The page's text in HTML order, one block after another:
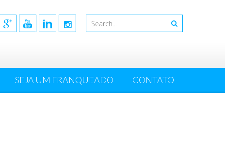
SEJA UM FRANQUEADO CONTATO